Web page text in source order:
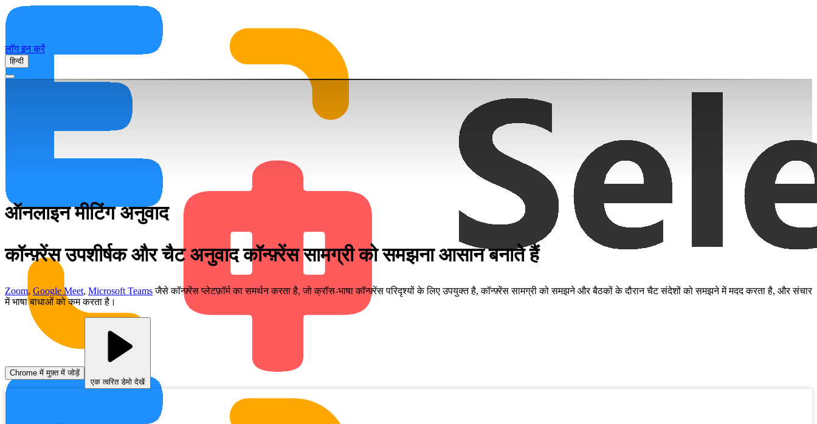
लॉग इन करें
हिन्दी
ऑनलाइन मीटिंग अनुवाद
कॉन्फ़्रेंस उपशीर्षक और चैट अनुवाद कॉन्फ़्रेंस सामग्री को समझना आसान बनाते हैं
Zoom, Google Meet, Microsoft Teamsजैसे कॉन्फ़्रेंस प्लेटफ़ॉर्म का समर्थन करता है, जो क्रॉस-भाषा कॉन्फ़्रेंस परिदृश्यों के लिए उपयुक्त है, कॉन्फ़्रेंस सामग्री को समझने और बैठकों के दौरान चैट संदेशों को समझने में मदद करता है, और संचार
में भाषा बाधाओं को कम करता है।
Chrome में मुफ़्त में जोड़ें
एक त्वरित डेमो देखें